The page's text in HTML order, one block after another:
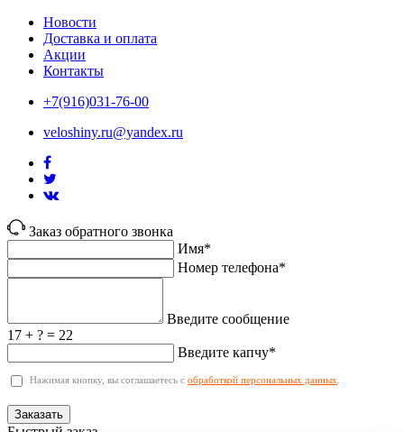
Новости
Доставка и оплата
Акции
Контакты
+7(916)031-76-00
veloshiny.ru@yandex.ru
Заказ обратного звонка
Имя*
Номер телефона*
Введите сообщение
17 + ? = 22
Введите капчу*
Нажимая кнопку, вы соглашаетесь с обработкой персональных данных
Заказать